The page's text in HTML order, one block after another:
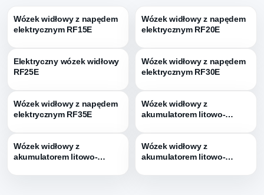
Wózek widłowy z napędem
elektrycznym RF15E
Wózek widłowy z napędem
elektrycznym RF20E
Elektryczny wózek widłowy
RF25E
Wózek widłowy z napędem
elektrycznym RF30E
Wózek widłowy z napędem
elektrycznym RF35E
Wózek widłowy z
akumulatorem litowo-
Wózek widłowy z
akumulatorem litowo-
Wózek widłowy z
akumulatorem litowo-